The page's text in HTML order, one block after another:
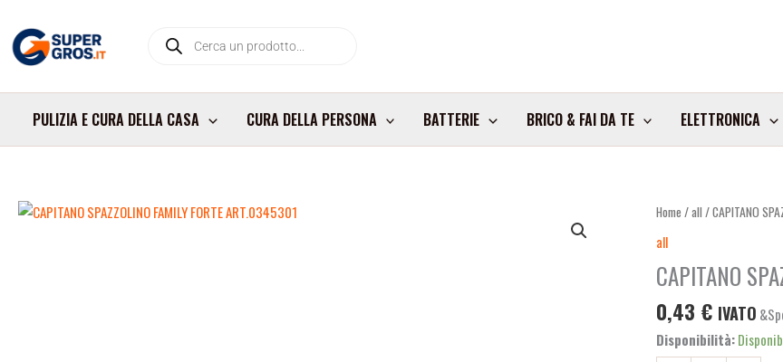
contenuto
search
PULIZIA E CURA DELLA CASA CURA DELLA PERSONA BATTERIE BRICO & FAI DA TE ELETTRONICA
Home /all / CAPITANO
all
CAPITANO
0,43 € IVATO
Disponibilità:
CAPITANO
SPAZZOLINO
FAMILY
FORTE
quantità